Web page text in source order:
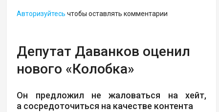
Авторизуйтесь чтобы оставлять комментарии
Депутат Даванков оценил
нового «Колобка»
Он предложил не жаловаться на хейт,
а сосредоточиться на качестве контента